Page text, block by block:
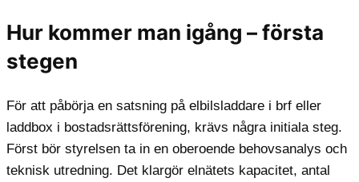
Hur kommer man igång – första
stegen
För att påbörja en satsning på elbilsladdare i brf eller
laddbox i bostadsrättsförening, krävs några initiala steg.
Först bör styrelsen ta in en oberoende behovsanalys och
teknisk utredning. Det klargör elnätets kapacitet, antal